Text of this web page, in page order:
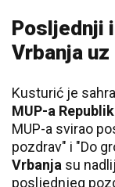
Posljednji
Vrbanja
Kusturić je
MUP-a
MUP-a svirao
pozdrav" i "Do
Vrbanja su
posljednjeg